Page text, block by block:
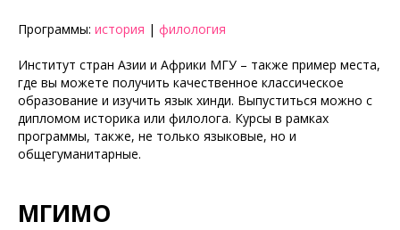
Программы: история | филология
Институт стран Азии и Африки МГУ – также пример места,
где вы можете получить качественное классическое
образование и изучить язык хинди. Выпуститься можно с
дипломом историка или филолога. Курсы в рамках
программы, также, не только языковые, но и
общегуманитарные.
МГИМО